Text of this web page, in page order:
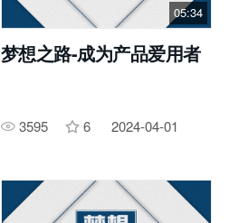
05:34
梦想之路-成为产品爱用者
3595 6 2024-04-01